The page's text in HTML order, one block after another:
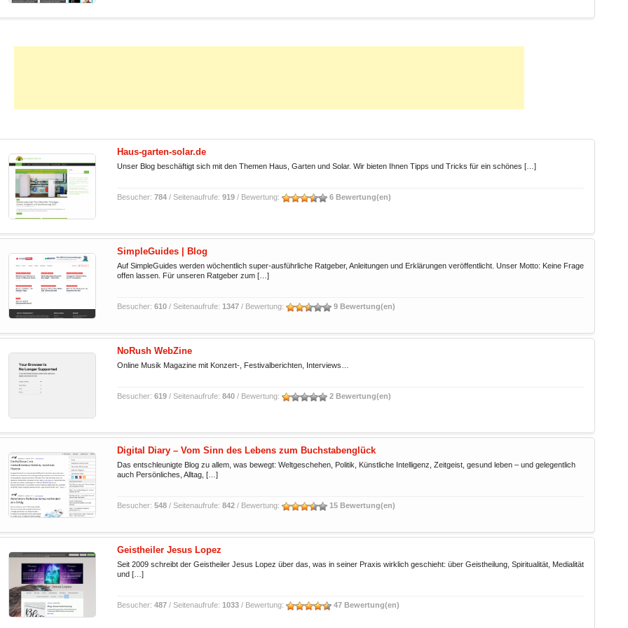
Haus-garten-solar.de
Unser Blog beschäftigt sich mit den Themen Haus, Garten und Solar. Wir bieten Ihnen Tipps und Tricks für ein schönes […]
Besucher: 784/ Seitenaufrufe: 919/ Bewertung: 6 Bewertung(en)
SimpleGuides | Blog
Auf SimpleGuides werden wöchentlich super-ausführliche Ratgeber, Anleitungen und Erklärungen veröffentlicht. Unser Motto: Keine Frage
offen lassen. Für unseren Ratgeber zum […]
Besucher: 610/ Seitenaufrufe: 1347/ Bewertung: 9 Bewertung(en)
NoRush WebZine
Online Musik Magazine mit Konzert-, Festivalberichten, Interviews…
Besucher: 619/ Seitenaufrufe: 840/ Bewertung: 2 Bewertung(en)
Digital Diary – Vom Sinn des Lebens zum Buchstabenglück
Das entschleunigte Blog zu allem, was bewegt: Weltgeschehen, Politik, Künstliche Intelligenz, Zeitgeist, gesund leben – und gelegentlich
auch Persönliches, Alltag, […]
Besucher: 548/ Seitenaufrufe: 842/ Bewertung: 15 Bewertung(en)
Geistheiler Jesus Lopez
Seit 2009 schreibt der Geistheiler Jesus Lopez über das, was in seiner Praxis wirklich geschieht: über Geistheilung, Spiritualität, Medialität
und […]
Besucher: 487/ Seitenaufrufe: 1033/ Bewertung: 47 Bewertung(en)